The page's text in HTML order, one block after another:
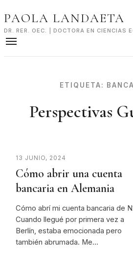
to
PAOLA LANDAETA
DR. RER. OEC. | DOCTORA EN CIENCIAS
ETIQUETA:
Perspectivas
13 JUNIO, 2024
Cómo abrir una cuenta
bancaria en Alemania
Cómo abrí mi cuenta bancaria de
Cuando llegué por primera vez a
Berlín, estaba emocionada pero
también abrumada. Me…